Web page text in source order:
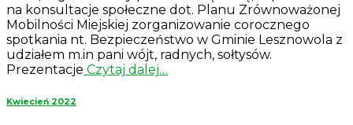
na konsultacje społeczne dot. Planu Zrównoważonej
Mobilności Miejskiej zorganizowanie corocznego
spotkania nt. Bezpieczeństwo w Gminie Lesznowola z
udziałem m.in pani wójt, radnych, sołtysów.
Prezentacje Czytaj dalej…
Kwiecień 2022